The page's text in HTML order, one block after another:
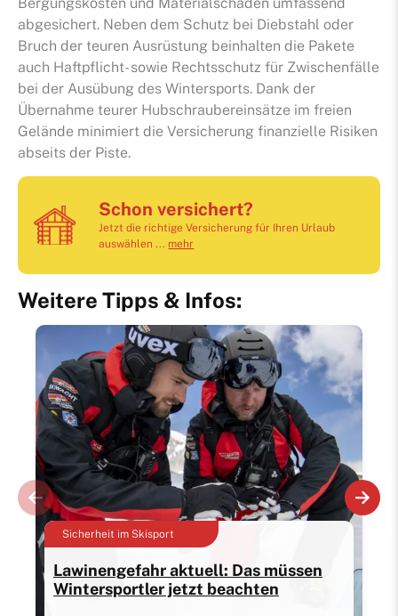
abgesichert. Neben dem Schutz bei Diebstahl oder
Bruch der teuren Ausrüstung beinhalten die Pakete
auch Haftpflicht- sowie Rechtsschutz für Zwischenfälle
bei der Ausübung des Wintersports. Dank der
Übernahme teurer Hubschraubereinsätze im freien
Gelände minimiert die Versicherung finanzielle Risiken
abseits der Piste.
Schon versichert?
Jetzt die richtige Versicherung für Ihren Urlaub
auswählen ... mehr
Weitere Tipps & Infos:
Sicherheit im Skisport
Lawinengefahr aktuell: Das müssen
Wintersportler jetzt beachten